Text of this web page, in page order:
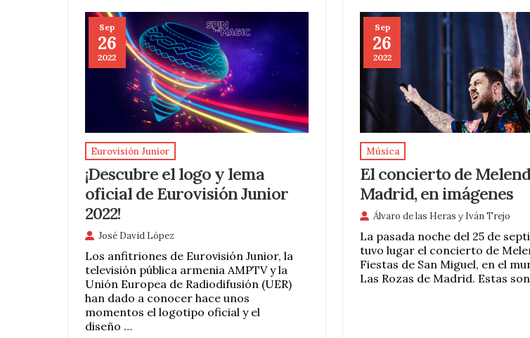
Sep
26
2022
Eurovisión Junior
¡Descubre el logo y lema
oficial de Eurovisión Junior
2022!
José David López
Los anfitriones de Eurovisión Junior, la
televisión pública armenia AMPTV y la
Unión Europea de Radiodifusión (UER)
han dado a conocer hace unos
momentos el logotipo oficial y el
diseño …
Sep
26
2022
Música
El concierto de
Madrid, en imágenes
Álvaro de las Heras y Iván Trejo
La pasada noche del 25 de
tuvo lugar el concierto de
Fiestas de San Miguel, en el
Las Rozas de Madrid. Estas